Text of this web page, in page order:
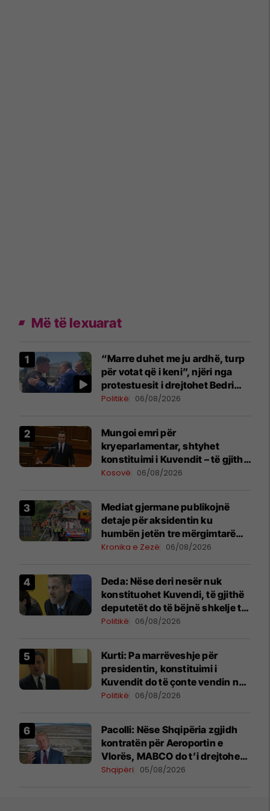
Më të lexuarat
“Marre duhet me ju ardhë, turp
për votat që i keni”, njëri nga
protestuesit i drejtohet Bedri
Hamzës
Politikë 06/08/2026
Mungoi emri për
kryeparlamentar, shtyhet
konstituimi i Kuvendit – të gjitha
detajet
Kosovë 06/08/2026
Mediat gjermane publikojnë
detaje për aksidentin ku
humbën jetën tre mërgimtarë
nga Komogllava e Ferizajt
Kronika e Zezë 06/08/2026
Deda: Nëse deri nesër nuk
konstituohet Kuvendi, të gjithë
deputetët do të bëjnë shkelje të
rëndë kushtetuese
Politikë 06/08/2026
Kurti: Pa marrëveshje për
presidentin, konstituimi i
Kuvendit do të çonte vendin në
zgjedhje të reja
Politikë 06/08/2026
Pacolli: Nëse Shqipëria zgjidh
kontratën për Aeroportin e
Vlorës, MABCO do t’i drejtohet
arbitrazhit ndërkombëtar
Shqipëri 05/08/2026